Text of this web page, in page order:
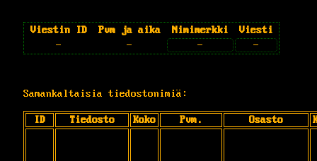
Viestin ID Pvm ja aika Nimimerkki
Viesti
-
- - -
Samankaltaisia tiedostonimiä:
ID Tiedosto Koko Pvm. Osasto